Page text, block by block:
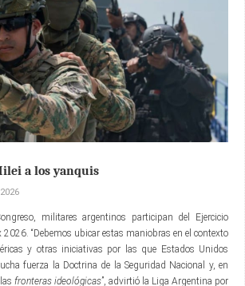
a los yanquis
militares argentinos participan del Ejercicio
“Debemos ubicar estas maniobras en el contexto
y otras iniciativas por las que Estados Unidos
fuerza la Doctrina de la Seguridad Nacional y, en
fronteras ideológicas”, advirtió la Liga Argentina por